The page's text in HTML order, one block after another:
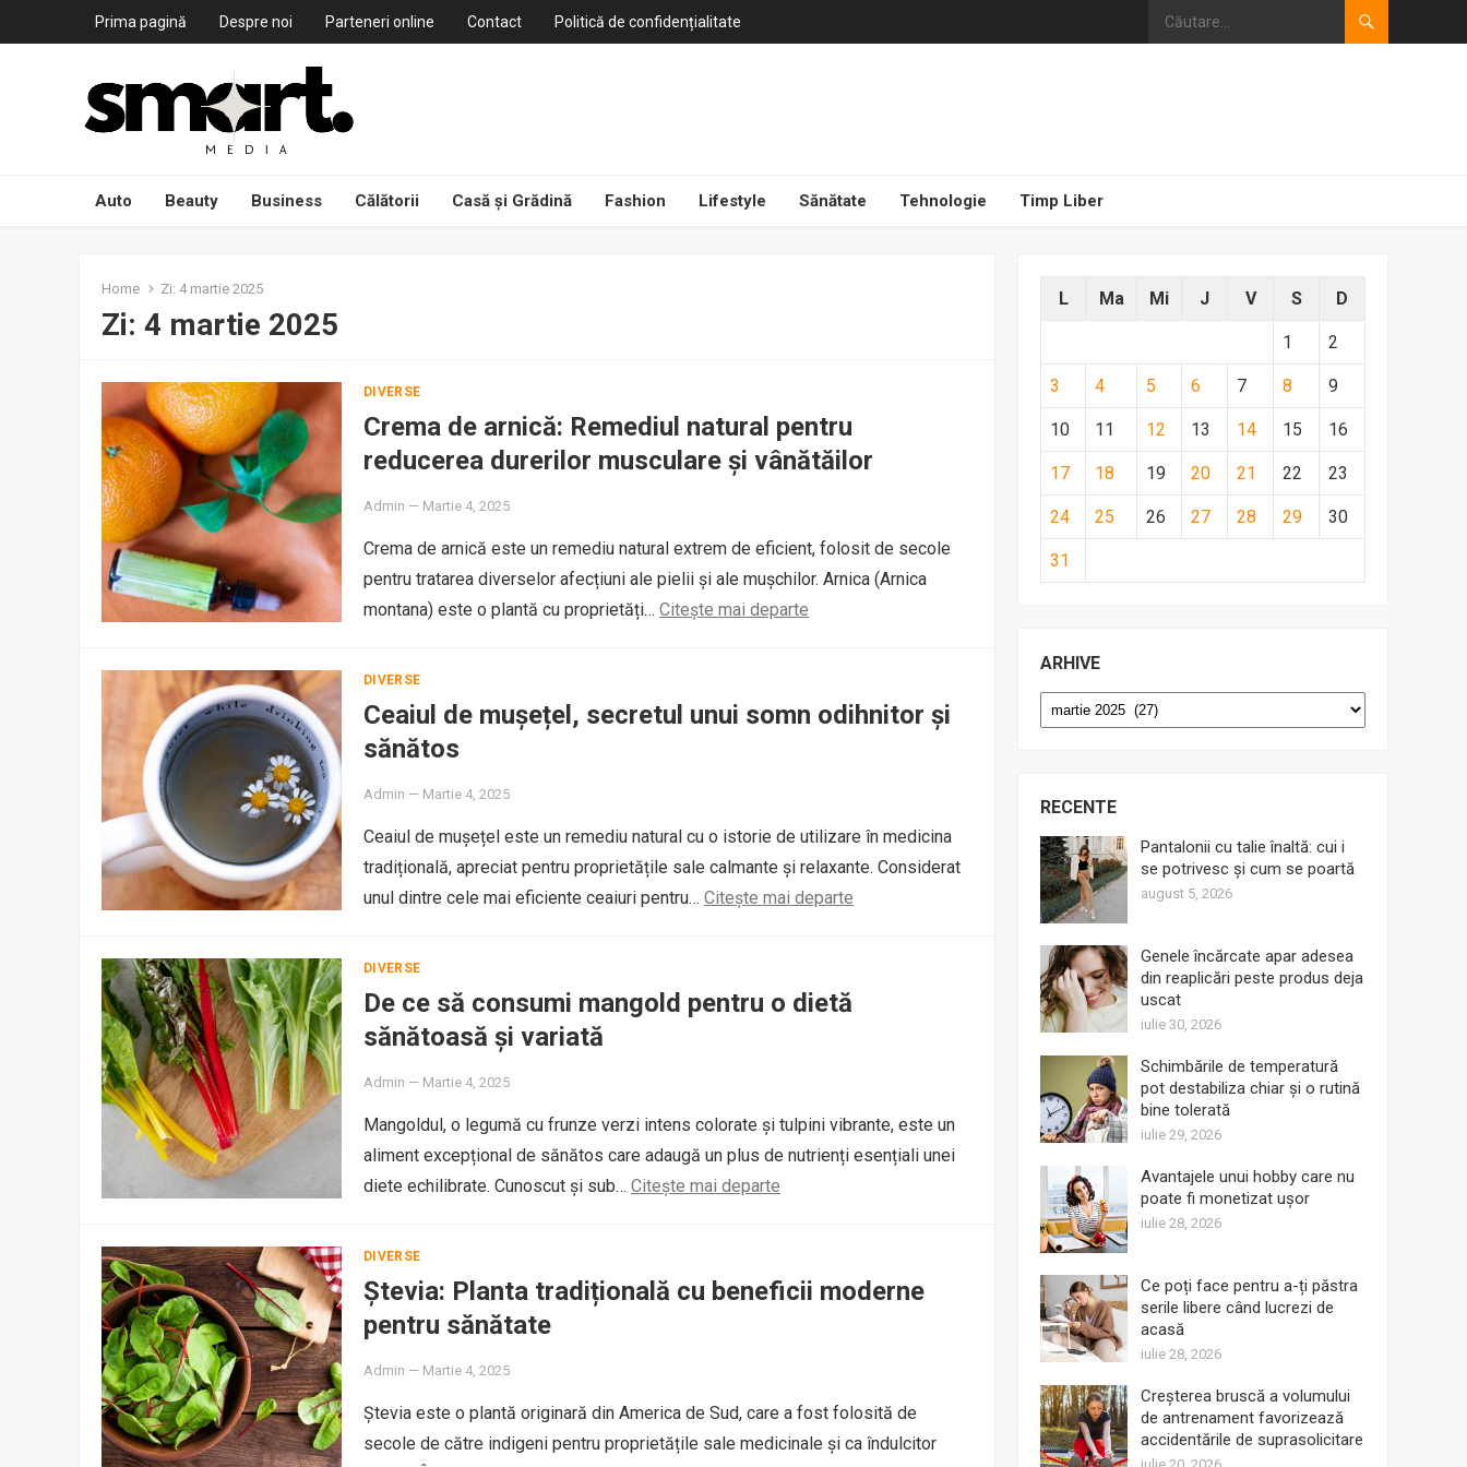
Prima pagină Despre noi Parteneri online Contact Politică de confidențialitate
Auto Beauty Business Călătorii Casă și Grădină Fashion Lifestyle Sănătate Tehnologie Timp Liber
Home Zi: 4 martie 2025
Zi: 4 martie 2025
DIVERSE
Crema de arnică: Remediul natural pentru
reducerea durerilor musculare și vânătăilor
Admin — Martie 4, 2025
Crema de arnică este un remediu natural extrem de eficient, folosit de secole
pentru tratarea diverselor afecțiuni ale pielii și ale mușchilor. Arnica (Arnica
montana) este o plantă cu proprietăți… Citește mai departe
DIVERSE
Ceaiul de mușețel, secretul unui somn odihnitor și
sănătos
Admin — Martie 4, 2025
Ceaiul de mușețel este un remediu natural cu o istorie de utilizare în medicina
tradițională, apreciat pentru proprietățile sale calmante și relaxante. Considerat
unul dintre cele mai eficiente ceaiuri pentru… Citește mai departe
DIVERSE
De ce să consumi mangold pentru o dietă
sănătoasă și variată
Admin — Martie 4, 2025
Mangoldul, o legumă cu frunze verzi intens colorate și tulpini vibrante, este un
aliment excepțional de sănătos care adaugă un plus de nutrienți esențiali unei
diete echilibrate. Cunoscut și sub… Citește mai departe
DIVERSE
Ștevia: Planta tradițională cu beneficii moderne
pentru sănătate
Admin — Martie 4, 2025
Ștevia este o plantă originară din America de Sud, care a fost folosită de
secole de către indigeni pentru proprietățile sale medicinale și ca îndulcitor
L Ma Mi J V S D
1 2
3 4 5 6 7 8 9
10 11 12 13 14 15 16
17 18 19 20 21 22 23
24 25 26 27 28 29 30
31
ARHIVE
Arhive
RECENTE
Pantalonii cu talie înaltă: cui i
se potrivesc și cum se poartă
august 5, 2026
Genele încărcate apar adesea
din reaplicări peste produs deja
uscat
iulie 30, 2026
Schimbările de temperatură
pot destabiliza chiar și o rutină
bine tolerată
iulie 29, 2026
Avantajele unui hobby care nu
poate fi monetizat ușor
iulie 28, 2026
Ce poți face pentru a-ți păstra
serile libere când lucrezi de
acasă
iulie 28, 2026
Creșterea bruscă a volumului
de antrenament favorizează
accidentările de suprasolicitare